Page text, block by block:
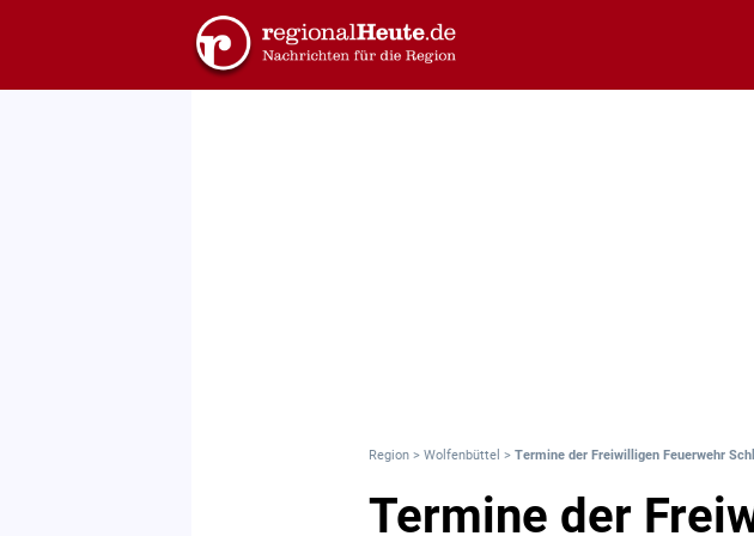
Region > Wolfenbüttel > Termine der Freiwilligen Feuerwehr
Termine der